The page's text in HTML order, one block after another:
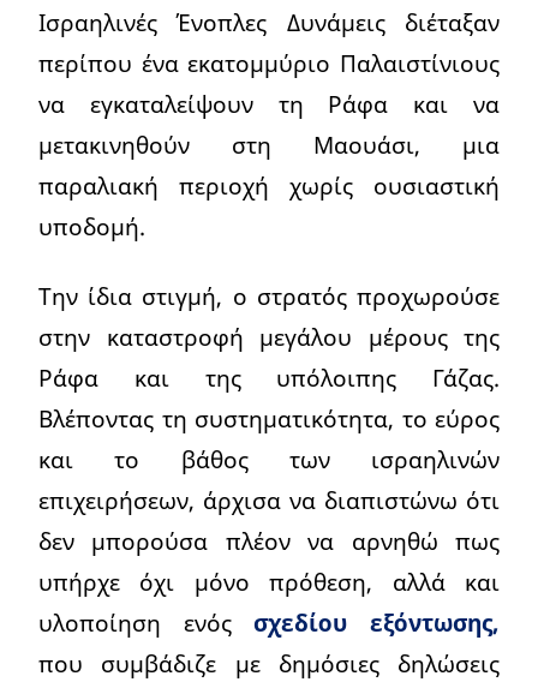
Ισραηλινές Ένοπλες Δυνάμεις διέταξαν
περίπου ένα εκατομμύριο Παλαιστίνιους
να εγκαταλείψουν τη Ράφα και να
μετακινηθούν στη Μαουάσι, μια
παραλιακή περιοχή χωρίς ουσιαστική
υποδομή.
Την ίδια στιγμή, ο στρατός προχωρούσε
στην καταστροφή μεγάλου μέρους της
Ράφα και της υπόλοιπης Γάζας.
Βλέποντας τη συστηματικότητα, το εύρος
και το βάθος των ισραηλινών
επιχειρήσεων, άρχισα να διαπιστώνω ότι
δεν μπορούσα πλέον να αρνηθώ πως
υπήρχε όχι μόνο πρόθεση, αλλά και
υλοποίηση ενόςσχεδίου εξόντωσης,
που συμβάδιζε με δημόσιες δηλώσεις